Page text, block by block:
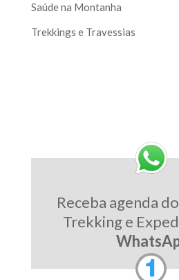
Saúde na Montanha
Trekkings e Travessias
Receba agenda
Trekking e